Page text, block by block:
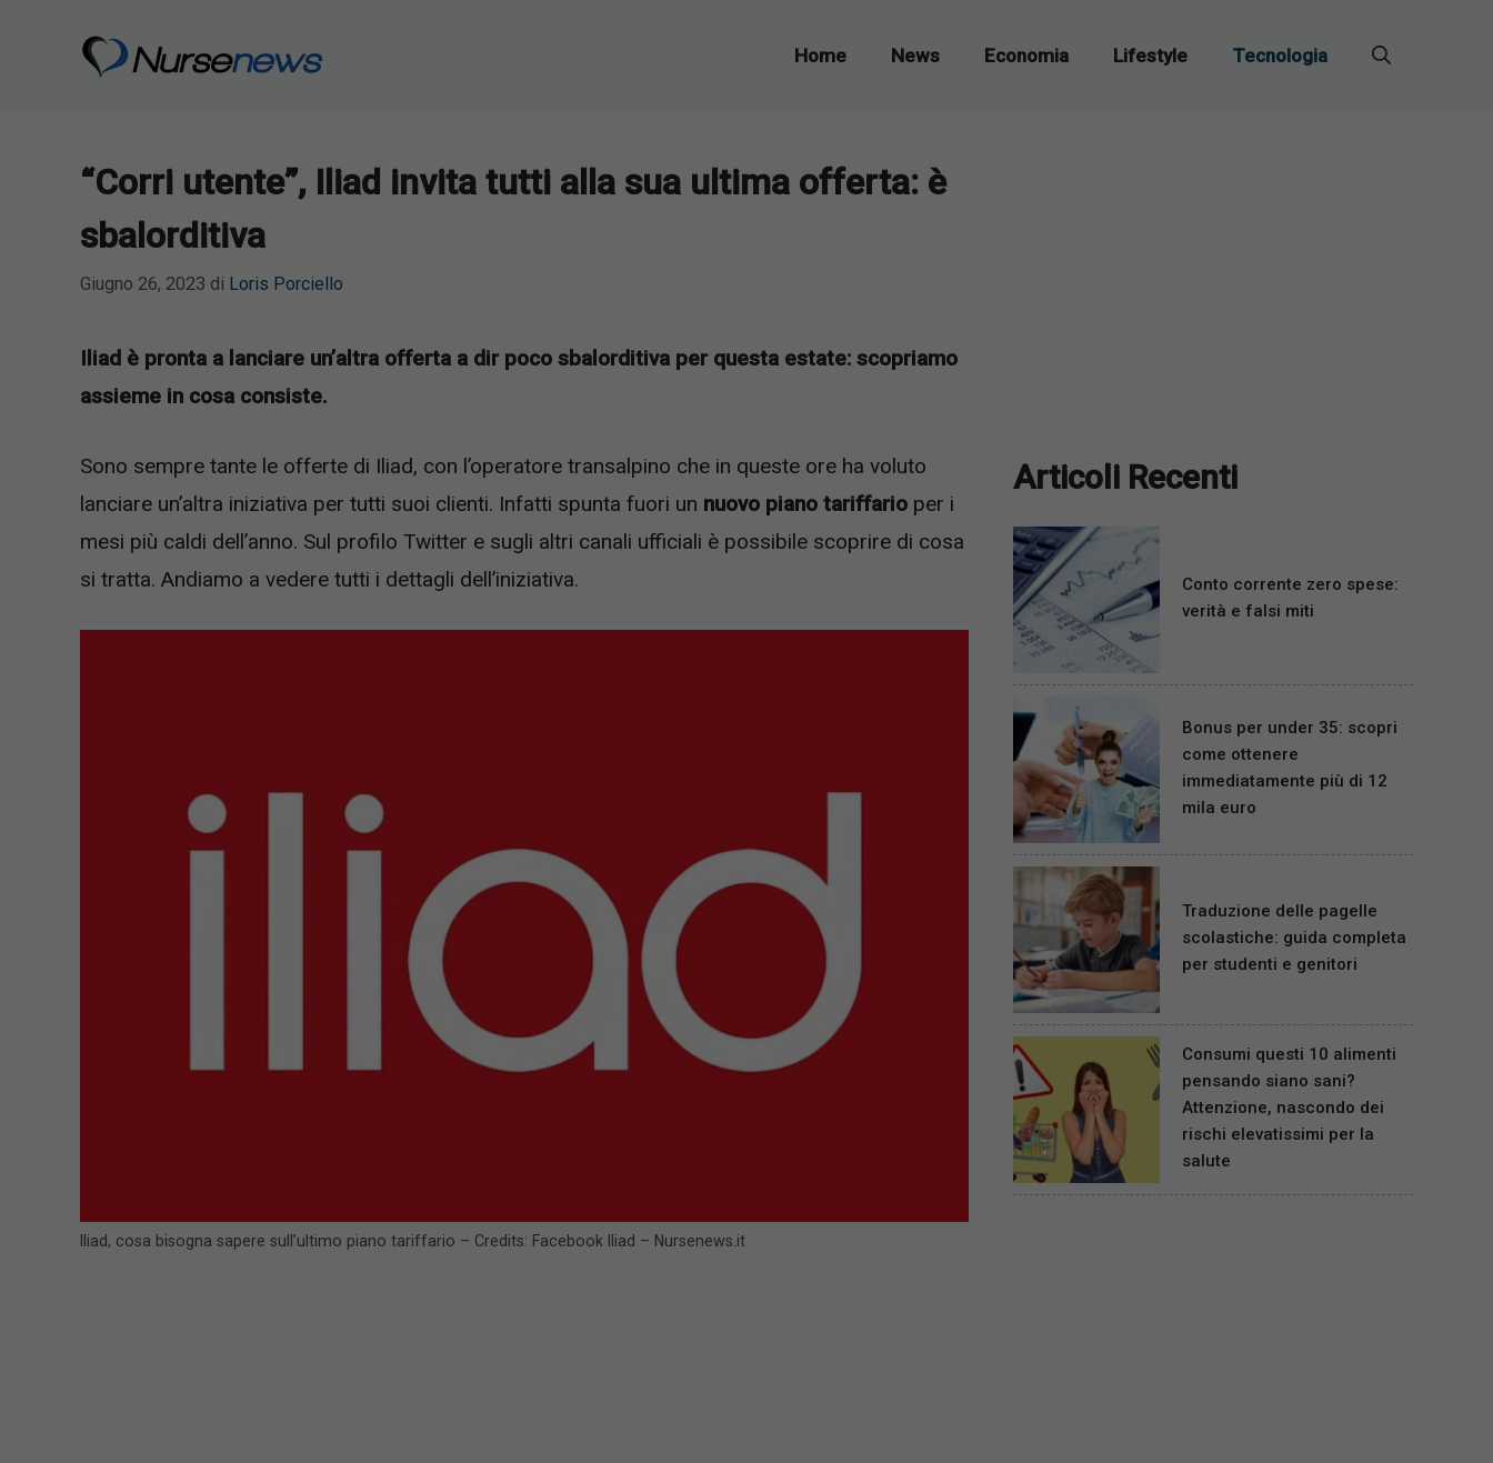
Home News Economia Lifestyle Tecnologia
“Corri utente”, Iliad invita tutti alla sua ultima offerta: è
sbalorditiva
Giugno 26, 2023 di Loris Porciello
Iliad è pronta a lanciare un’altra offerta a dir poco sbalorditiva per questa estate: scopriamo
assieme in cosa consiste.
Sono sempre tante le offerte di Iliad, con l’operatore transalpino che in queste ore ha voluto
lanciare un’altra iniziativa per tutti suoi clienti. Infatti spunta fuori un nuovo piano tariffario per i
mesi più caldi dell’anno. Sul profilo Twitter e sugli altri canali ufficiali è possibile scoprire di cosa
si tratta. Andiamo a vedere tutti i dettagli dell’iniziativa.
Iliad, cosa bisogna sapere sull’ultimo piano tariffario – Credits: Facebook Iliad – Nursenews.it
Articoli Recenti
Conto corrente zero spese:
verità e falsi miti
Bonus per under 35: scopri
come ottenere
immediatamente più di 12
mila euro
Traduzione delle pagelle
scolastiche: guida completa
per studenti e genitori
Consumi questi 10 alimenti
pensando siano sani?
Attenzione, nascondo dei
rischi elevatissimi per la
salute